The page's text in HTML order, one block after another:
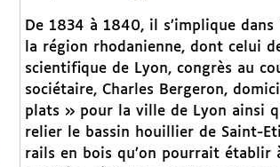
De 1834 à 1840, il s’implique
la région rhodanienne, dont celui
scientifique de Lyon, congrès au
sociétaire, Charles Bergeron,
plats » pour la ville de Lyon ainsi
relier le bassin houillier de Saint-
rails en bois qu’on pourrait établir